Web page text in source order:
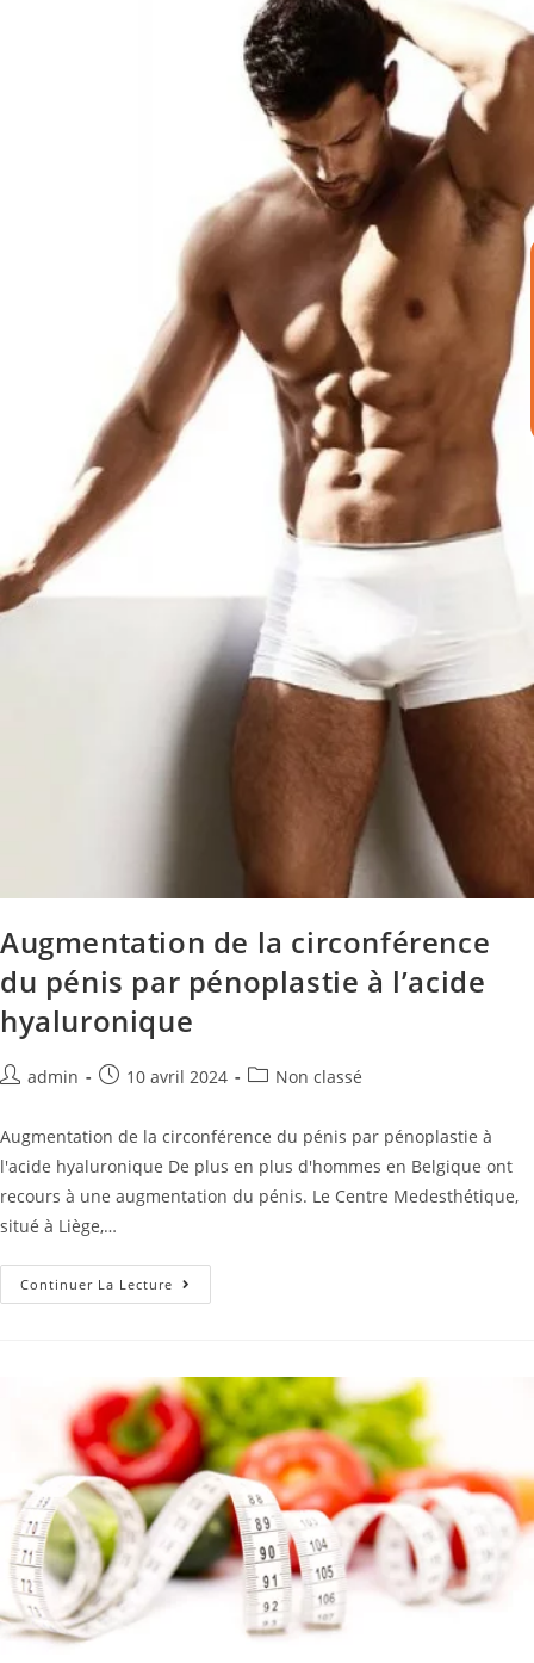
Augmentation de la circonférence
du pénis par pénoplastie à l’acide
hyaluronique
admin 10 avril 2024 Non classé
Augmentation de la circonférence du pénis par pénoplastie à
l'acide hyaluronique De plus en plus d'hommes en Belgique ont
recours à une augmentation du pénis. Le Centre Medesthétique,
situé à Liège,…
Continuer La Lecture